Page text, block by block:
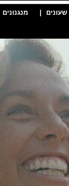
| מנגנונים |